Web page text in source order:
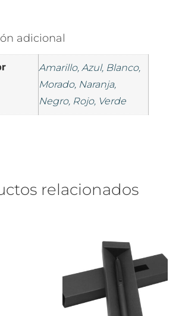
adicional
Amarillo, Azul, Blanco,
Morado, Naranja,
Negro, Rojo, Verde
relacionados